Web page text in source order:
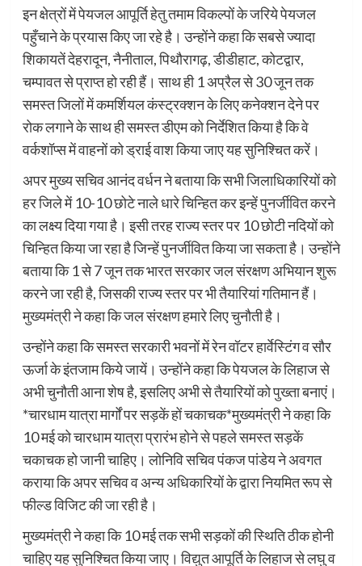
इन क्षेत्रों में पेयजल आपूर्ति हेतु तमाम विकल्पों के जरिये पेयजल
पहुँचाने के प्रयास किए जा रहे है। उन्होंने कहा कि सबसे ज्यादा
शिकायतें देहरादून, नैनीताल, पिथौरागढ़, डीडीहाट, कोटद्वार,
चम्पावत से प्राप्त हो रही हैं। साथ ही 1 अप्रैल से 30 जून तक
समस्त जिलों में कमर्शियल कंस्ट्रक्शन के लिए कनेक्शन देने पर
रोक लगाने के साथ ही समस्त डीएम को निर्देशित किया है कि वे
वर्कशॉप्स में वाहनों को ड्राई वाश किया जाए यह सुनिश्चित करें।
अपर मुख्य सचिव आनंद वर्धन ने बताया कि सभी जिलाधिकारियों को
हर जिले में 10-10 छोटे नाले धारे चिन्हित कर इन्हें पुनर्जीवित करने
का लक्ष्य दिया गया है। इसी तरह राज्य स्तर पर 10 छोटी नदियों को
चिन्हित किया जा रहा है जिन्हें पुनर्जीवित किया जा सकता है। उन्होंने
बताया कि 1 से 7 जून तक भारत सरकार जल संरक्षण अभियान शुरू
करने जा रही है, जिसकी राज्य स्तर पर भी तैयारियां गतिमान हैं।
मुख्यमंत्री ने कहा कि जल संरक्षण हमारे लिए चुनौती है।
उन्होंने कहा कि समस्त सरकारी भवनों में रेन वॉटर हार्वेस्टिंग व सौर
ऊर्जा के इंतजाम किये जायें। उन्होंने कहा कि पेयजल के लिहाज से
अभी चुनौती आना शेष है, इसलिए अभी से तैयारियों को पुख्ता बनाएं।
*चारधाम यात्रा मार्गों पर सड़कें हों चकाचक*मुख्यमंत्री ने कहा कि
10 मई को चारधाम यात्रा प्रारंभ होने से पहले समस्त सड़कें
चकाचक हो जानी चाहिए। लोनिवि सचिव पंकज पांडेय ने अवगत
कराया कि अपर सचिव व अन्य अधिकारियों के द्वारा नियमित रूप से
फील्ड विजिट की जा रही है।
मुख्यमंत्री ने कहा कि 10 मई तक सभी सड़कों की स्थिति ठीक होनी
चाहिए यह सुनिश्चित किया जाए। विद्युत आपूर्ति के लिहाज से लघु व